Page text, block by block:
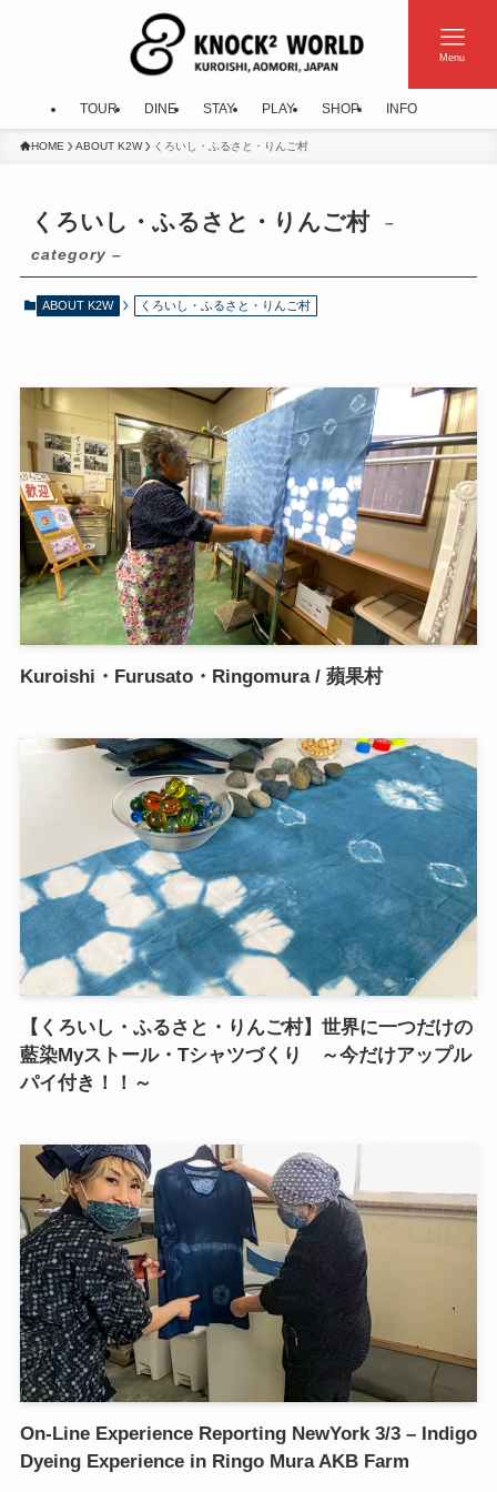
Menu
TOUR DINE STAY PLAY SHOP INFO
HOME ABOUT K2W くろいし・ふるさと・りんご村
くろいし・ふるさと・りんご村
–
category –
ABOUT K2W くろいし・ふるさと・りんご村
Kuroishi・Furusato・Ringomura / 蘋果村
【くろいし・ふるさと・りんご村】世界に一つだけの
藍染Myストール・Tシャツづくり ～今だけアップル
パイ付き！！～
On-Line Experience Reporting NewYork 3/3 – Indigo
Dyeing Experience in Ringo Mura AKB Farm